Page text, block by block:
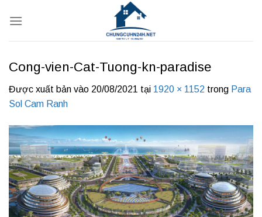
qua
Cong-vien-Cat-Tuong-kn-paradise
Được xuất bản vào 20/08/2021 tại 1920 × 1152 trong Para
Sol Cam Ranh